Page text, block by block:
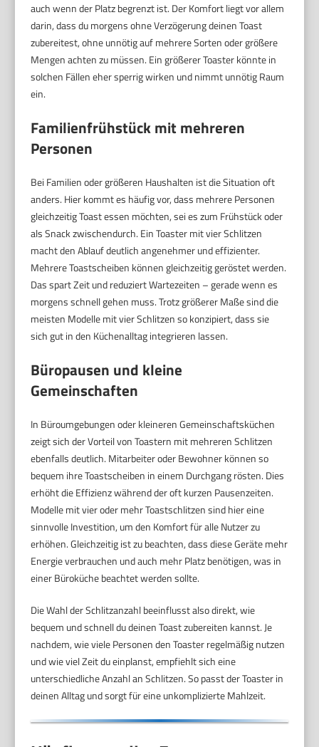
auch wenn der Platz begrenzt ist. Der Komfort liegt vor allem
darin, dass du morgens ohne Verzögerung deinen Toast
zubereitest, ohne unnötig auf mehrere Sorten oder größere
Mengen achten zu müssen. Ein größerer Toaster könnte in
solchen Fällen eher sperrig wirken und nimmt unnötig Raum
ein.
Familienfrühstück mit mehreren
Personen
Bei Familien oder größeren Haushalten ist die Situation oft
anders. Hier kommt es häufig vor, dass mehrere Personen
gleichzeitig Toast essen möchten, sei es zum Frühstück oder
als Snack zwischendurch. Ein Toaster mit vier Schlitzen
macht den Ablauf deutlich angenehmer und effizienter.
Mehrere Toastscheiben können gleichzeitig geröstet werden.
Das spart Zeit und reduziert Wartezeiten – gerade wenn es
morgens schnell gehen muss. Trotz größerer Maße sind die
meisten Modelle mit vier Schlitzen so konzipiert, dass sie
sich gut in den Küchenalltag integrieren lassen.
Büropausen und kleine
Gemeinschaften
In Büroumgebungen oder kleineren Gemeinschaftsküchen
zeigt sich der Vorteil von Toastern mit mehreren Schlitzen
ebenfalls deutlich. Mitarbeiter oder Bewohner können so
bequem ihre Toastscheiben in einem Durchgang rösten. Dies
erhöht die Effizienz während der oft kurzen Pausenzeiten.
Modelle mit vier oder mehr Toastschlitzen sind hier eine
sinnvolle Investition, um den Komfort für alle Nutzer zu
erhöhen. Gleichzeitig ist zu beachten, dass diese Geräte mehr
Energie verbrauchen und auch mehr Platz benötigen, was in
einer Büroküche beachtet werden sollte.
Die Wahl der Schlitzanzahl beeinflusst also direkt, wie
bequem und schnell du deinen Toast zubereiten kannst. Je
nachdem, wie viele Personen den Toaster regelmäßig nutzen
und wie viel Zeit du einplanst, empfiehlt sich eine
unterschiedliche Anzahl an Schlitzen. So passt der Toaster in
deinen Alltag und sorgt für eine unkomplizierte Mahlzeit.